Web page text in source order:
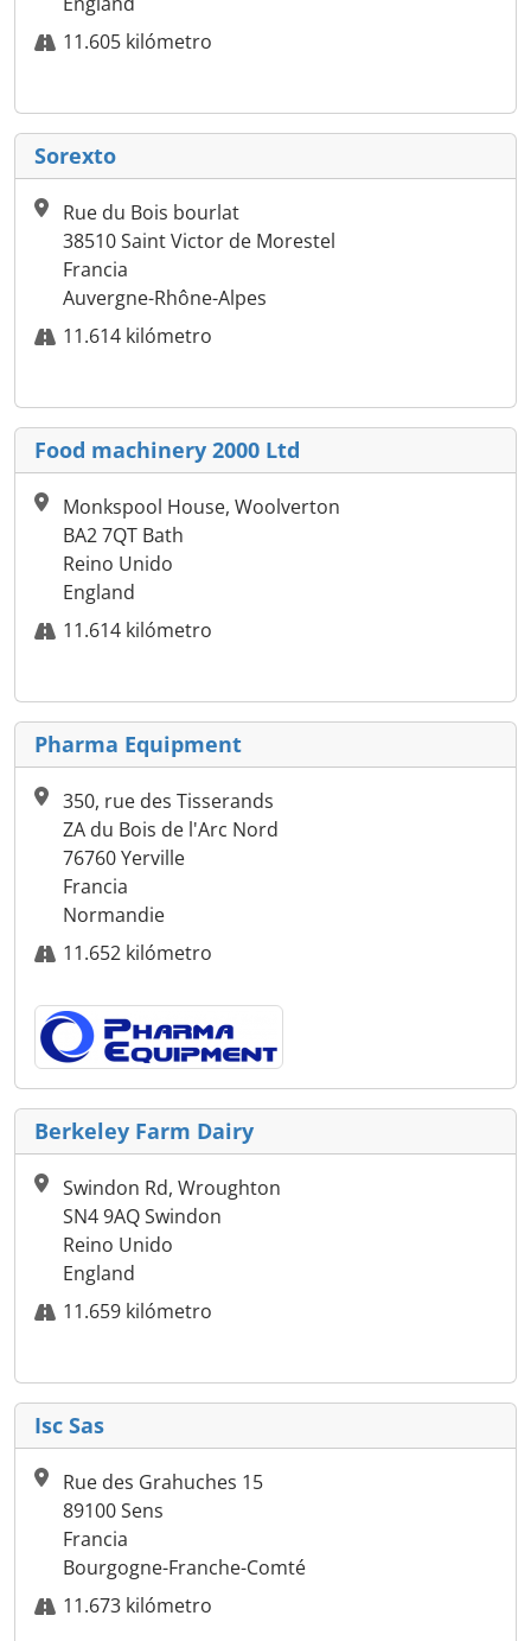
11.605 kilómetro
Sorexto
Rue du Bois bourlat
38510 Saint Victor de Morestel
Francia
Auvergne-Rhône-Alpes
11.614 kilómetro
Food machinery 2000 Ltd
Monkspool House, Woolverton
BA2 7QT Bath
Reino Unido
England
11.614 kilómetro
Pharma Equipment
350, rue des Tisserands
ZA du Bois de l'Arc Nord
76760 Yerville
Francia
Normandie
11.652 kilómetro
Berkeley Farm Dairy
Swindon Rd, Wroughton
SN4 9AQ Swindon
Reino Unido
England
11.659 kilómetro
Isc Sas
Rue des Grahuches 15
89100 Sens
Francia
Bourgogne-Franche-Comté
11.673 kilómetro